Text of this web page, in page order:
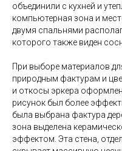
объединили с кухней и
компьютерная зона и
двумя спальнями
которого также виден
При выборе материалов
природным фактурам и
и откосы эркера
рисунок был более
была выбрана фактура
зона выделена
эффектом. Эта стена,